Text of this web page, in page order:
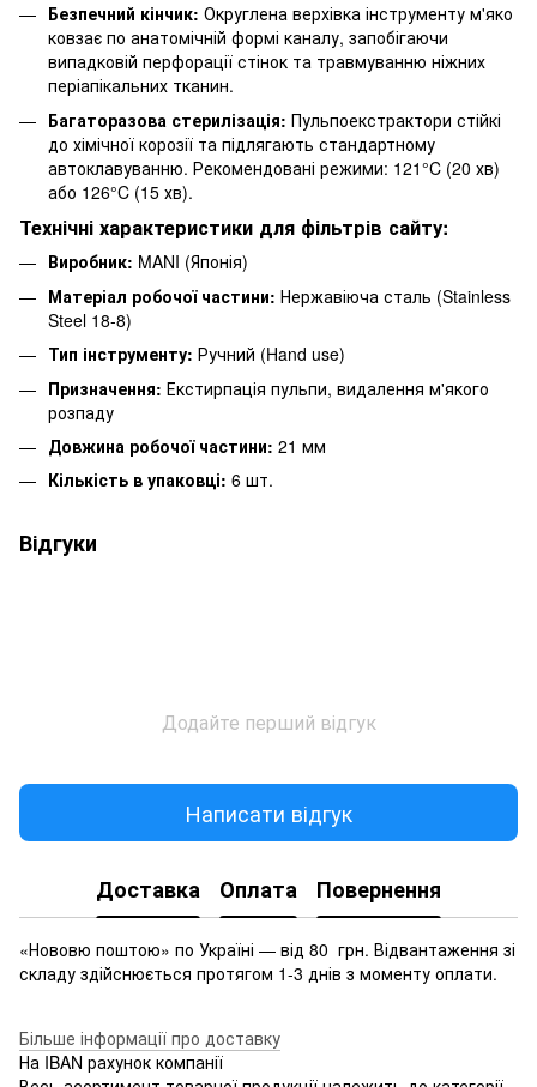
Безпечний кінчик: Округлена верхівка інструменту м'яко
ковзає по анатомічній формі каналу, запобігаючи
випадковій перфорації стінок та травмуванню ніжних
періапікальних тканин.
Багаторазова стерилізація: Пульпоекстрактори стійкі
до хімічної корозії та підлягають стандартному
автоклавуванню. Рекомендовані режими: 121°C (20 хв)
або 126°C (15 хв).
Технічні характеристики для фільтрів сайту:
Виробник: MANI (Японія)
Матеріал робочої частини: Нержавіюча сталь (Stainless
Steel 18-8)
Тип інструменту: Ручний (Hand use)
Призначення: Екстирпація пульпи, видалення м'якого
розпаду
Довжина робочої частини: 21 мм
Кількість в упаковці: 6 шт.
Відгуки
Додайте перший відгук
Написати відгук
Доставка Оплата Повернення
«Нововю поштою» по Україні — від 80 грн. Відвантаження зі
складу здійснюється протягом 1-3 днів з моменту оплати.
Більше інформації про доставку
На IBAN рахунок компанії